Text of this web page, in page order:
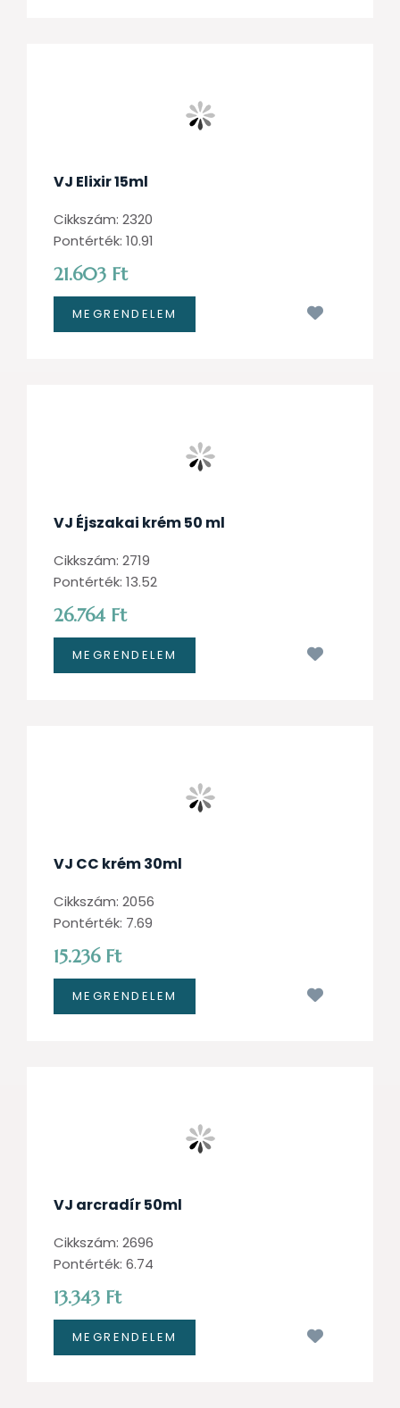
VJ Elixir 15ml
Cikkszám: 2320
Pontérték: 10.91
21.603 Ft
VJ Éjszakai krém 50 ml
Cikkszám: 2719
Pontérték: 13.52
26.764 Ft
VJ CC krém 30ml
Cikkszám: 2056
Pontérték: 7.69
15.236 Ft
VJ arcradír 50ml
Cikkszám: 2696
Pontérték: 6.74
13.343 Ft